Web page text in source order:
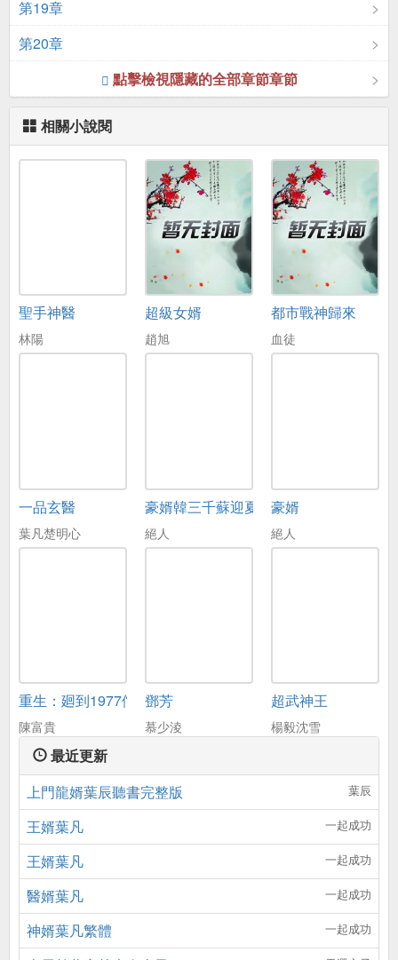
第19章
第20章
點擊檢視隱藏的全部章節章節
相關小說閱
聖手神醫
林陽
超級女婿
趙旭
都市戰神歸來
血徒
一品玄醫
葉凡楚明心
豪婿韓三千蘇迎夏
絕人
豪婿
絕人
重生：廻到1977儅嬭爸
陳富貴
鄧芳
慕少淩
超武神王
楊毅沈雪
最近更新
上門龍婿葉辰聽書完整版
葉辰
王婿葉凡 一起成功
王婿葉凡 一起成功
醫婿葉凡 一起成功
神婿葉凡繁體 一起成功